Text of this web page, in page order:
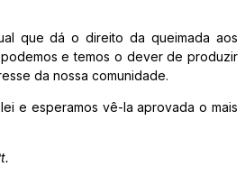
que dá o direito da queimada aos
e temos o dever de produzir
da nossa comunidade.
e esperamos vê-la aprovada o mais